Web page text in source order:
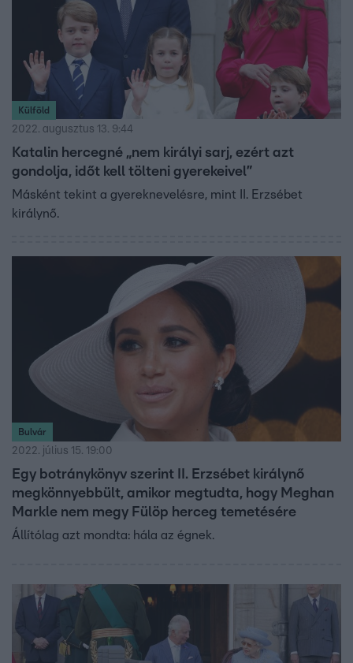
Külföld
2022. augusztus 13. 9:44
Katalin hercegné „nem királyi sarj, ezért azt
gondolja, időt kell tölteni gyerekeivel”
Másként tekint a gyereknevelésre, mint II. Erzsébet
királynő.
Bulvár
2022. július 15. 19:00
Egy botránykönyv szerint II. Erzsébet királynő
megkönnyebbült, amikor megtudta, hogy Meghan
Markle nem megy Fülöp herceg temetésére
Állítólag azt mondta: hála az égnek.